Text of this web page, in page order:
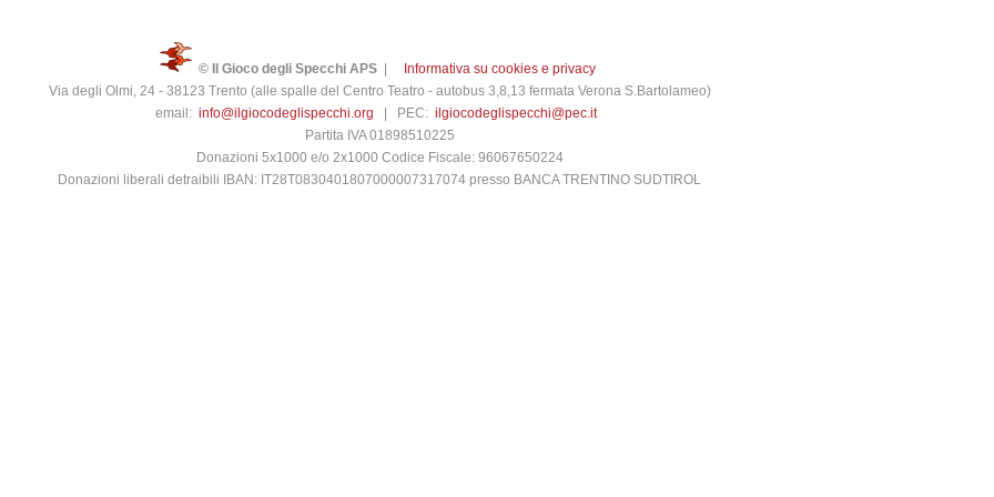
© Il Gioco degli Specchi APS|
Informativa su cookies e privacy
Via degli Olmi, 24 - 38123 Trento (alle spalle del Centro Teatro - autobus 3,8,13 fermata Verona S.Bartolameo)
email: info@ilgiocodeglispecchi.org | PEC: ilgiocodeglispecchi@pec.it
Partita IVA 01898510225
Donazioni 5x1000 e/o 2x1000 Codice Fiscale: 96067650224
Donazioni liberali detraibili IBAN: IT28T0830401807000007317074 presso BANCA TRENTINO SUDTIROL